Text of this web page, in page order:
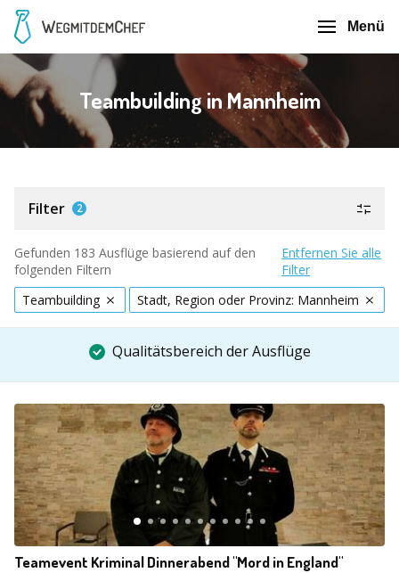
Menü
Teambuilding in Mannheim
Filter 2
Gefunden 183 Ausflüge basierend auf den
folgenden Filtern
Entfernen Sie alle
Filter
Teambuilding
Stadt, Region oder Provinz: Mannheim
Qualitätsbereich der Ausflüge
Teamevent Kriminal Dinnerabend "Mord in England"